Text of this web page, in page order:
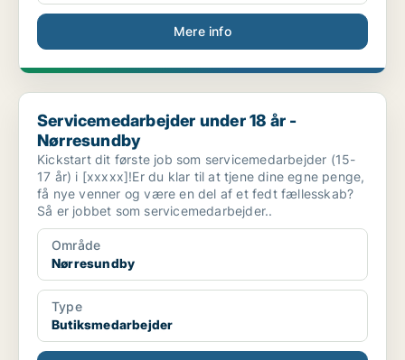
Mere info
Servicemedarbejder under 18 år - Nørresundby
Servicemedarbejder under 18 år -
Nørresundby
Kickstart dit første job som servicemedarbejder (15-
17 år) i [xxxxx]!Er du klar til at tjene dine egne penge,
få nye venner og være en del af et fedt fællesskab?
Så er jobbet som servicemedarbejder..
Område
Nørresundby
Type
Butiksmedarbejder